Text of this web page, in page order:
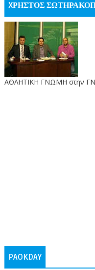
XΡΗΣΤΟΣ
ΑΘΛΗΤΙΚΗ ΓΝΩΜΗ στην
PAOKDAY